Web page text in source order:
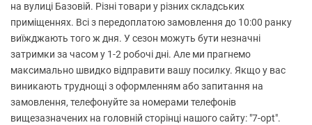
на вулиці Базовій. Різні товари у різних складських
приміщеннях. Всі з передоплатою замовлення до 10:00 ранку
виїжджають того ж дня. У сезон можуть бути незначні
затримки за часом у 1-2 робочі дні. Але ми прагнемо
максимально швидко відправити вашу посилку. Якщо у вас
виникають труднощі з оформленням або запитання на
замовлення, телефонуйте за номерами телефонів
вищезазначених на головній сторінці нашого сайту: "7-opt".